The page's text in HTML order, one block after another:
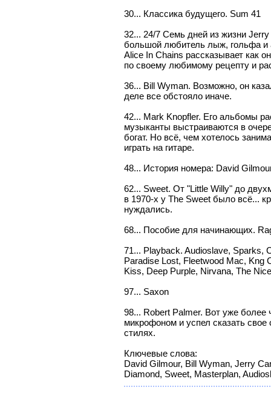
30... Классика будущего. Sum 41
32... 24/7 Семь дней из жизни
большой любитель лыж, гольфа и
Alice In Chains рассказывает как
по своему любимому рецепту и
36... Bill Wyman. Возможно, он
деле все обстояло иначе.
42... Mark Knopfler. Его альбомы
музыканты выстраиваются в
богат. Но всё, чем хотелось
играть на гитаре.
48... История номера: David
62... Sweet. От "Little Willy" до
в 1970-х у The Sweet было всё...
нуждались.
68... Пособие для начинающих.
71... Playback. Audioslave, Sparks,
Paradise Lost, Fleetwood Mac, Kng
Kiss, Deep Purple, Nirvana, The
97... Saxon
98... Robert Palmer. Вот уже более
микрофоном и успел сказать
стилях.
Ключевые слова:
David Gilmour, Bill Wyman, Jerry
Diamond, Sweet, Masterplan,